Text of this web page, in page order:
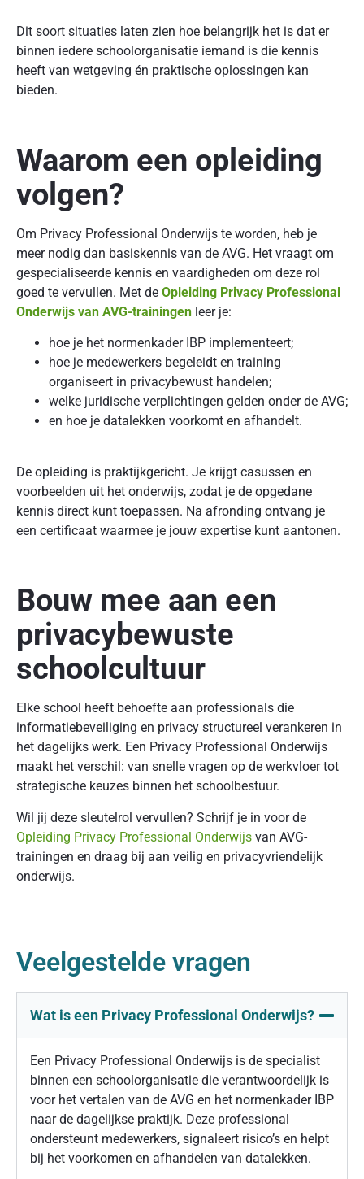
Dit soort situaties laten zien hoe belangrijk het is dat er
binnen iedere schoolorganisatie iemand is die kennis
heeft van wetgeving én praktische oplossingen kan
bieden.
Waarom een opleiding
volgen?
Om Privacy Professional Onderwijs te worden, heb je
meer nodig dan basiskennis van de AVG. Het vraagt om
gespecialiseerde kennis en vaardigheden om deze rol
goed te vervullen. Met de Opleiding Privacy Professional
Onderwijs van AVG-trainingen leer je:
hoe je het normenkader IBP implementeert;
hoe je medewerkers begeleidt en training
organiseert in privacybewust handelen;
welke juridische verplichtingen gelden onder de AVG;
en hoe je datalekken voorkomt en afhandelt.
De opleiding is praktijkgericht. Je krijgt casussen en
voorbeelden uit het onderwijs, zodat je de opgedane
kennis direct kunt toepassen. Na afronding ontvang je
een certificaat waarmee je jouw expertise kunt aantonen.
Bouw mee aan een
privacybewuste
schoolcultuur
Elke school heeft behoefte aan professionals die
informatiebeveiliging en privacy structureel verankeren in
het dagelijks werk. Een Privacy Professional Onderwijs
maakt het verschil: van snelle vragen op de werkvloer tot
strategische keuzes binnen het schoolbestuur.
Wil jij deze sleutelrol vervullen? Schrijf je in voor de
Opleiding Privacy Professional Onderwijs van AVG-
trainingen en draag bij aan veilig en privacyvriendelijk
onderwijs.
Veelgestelde vragen
Wat is een Privacy Professional Onderwijs?
Een Privacy Professional Onderwijs is de specialist
binnen een schoolorganisatie die verantwoordelijk is
voor het vertalen van de AVG en het normenkader IBP
naar de dagelijkse praktijk. Deze professional
ondersteunt medewerkers, signaleert risico’s en helpt
bij het voorkomen en afhandelen van datalekken.